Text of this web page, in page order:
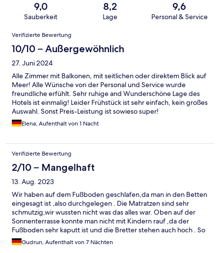
9,0
Sauberkeit
8,2
Lage
9,6
Personal & Service
Bewertungen
Verifizierte Bewertung
10/10 – Außergewöhnlich
27. Juni 2024
Alle Zimmer mit Balkonen, mit seitlichen oder direktem Blick auf
Meer! Alle Wünsche von der Personal und Service wurde
freundliche erfühlt. Sehr ruhige and Wunderschöne Lage des
Hotels ist einmalig! Leider Frühstück ist sehr einfach, kein großes
Auswahl. Sonst Preis-Leistung ist sowieso super!
Elena, Aufenthalt von 1 Nacht
Verifizierte Bewertung
2/10 – Mangelhaft
13. Aug. 2023
Wir haben auf dem Fußboden geschlafen,da man in den Betten
eingesagt ist ,also durchgelegen . Die Matratzen sind sehr
schmutzig,wir wussten nicht was das alles war. Oben auf der
Sonnenterrasse konnte man nicht mit Kindern rauf ,da der
Fußboden sehr kaputt ist und die Bretter stehen auch hoch . So
das man hinfliegt. Das Frühstück war auch nicht besonders,es
gab nichts besonderes immer das gleiche und man hat jeden
Gudrun, Aufenthalt von 7 Nächten